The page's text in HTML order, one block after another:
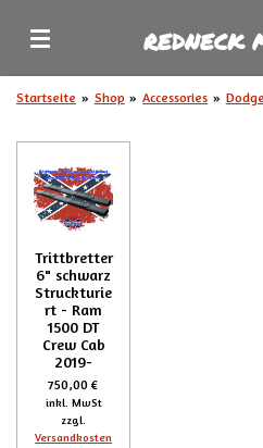
Hauptinhalt
REDNECK
Startseite » Shop » Accessories » Dodge
Trittbretter
6" schwarz
Struckturie
rt - Ram
1500 DT
Crew Cab
2019-
750,00 €
inkl. MwSt
zzgl.
Versandkosten